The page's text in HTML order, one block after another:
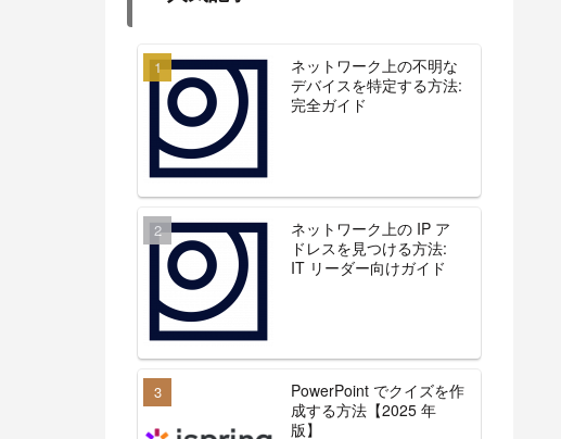
ネットワーク上の不明な
デバイスを特定する方法:
完全ガイド
ネットワーク上の IP ア
ドレスを見つける方法:
IT リーダー向けガイド
PowerPoint でクイズを作
成する方法【2025 年
版】